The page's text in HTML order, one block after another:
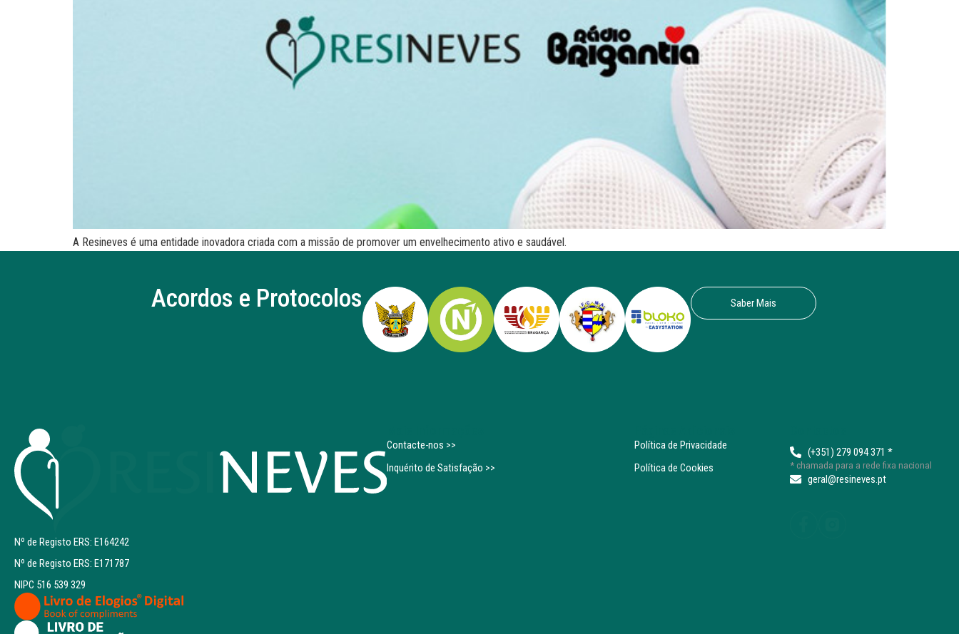
A Resineves é uma entidade inovadora criada com a missão de promover um envelhecimento ativo e saudável.
Acordos e Protocolos Saber Mais
Nº de Registo ERS: E164242
Nº de Registo ERS: E171787
NIPC 516 539 329
Contacte-nos >>
Inquérito de Satisfação >>
Política de Privacidade
Política de Cookies
(+351) 279 094 371 *
* chamada para a rede fixa nacional
geral@resineves.pt